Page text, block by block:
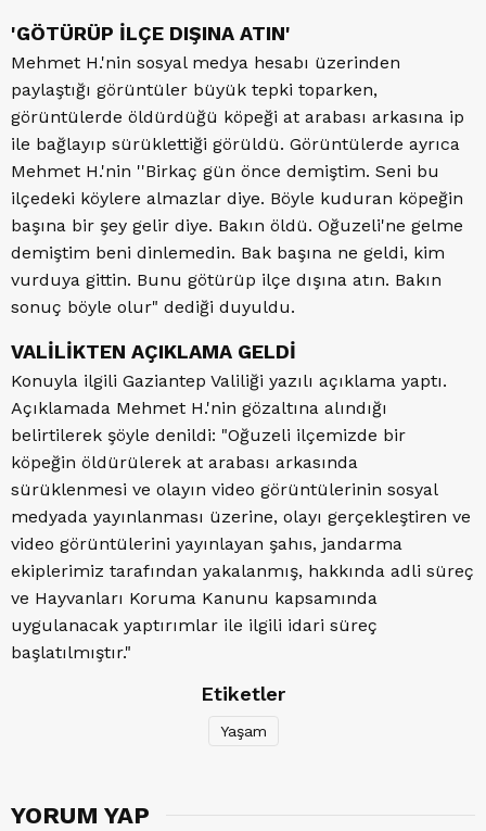
'GÖTÜRÜP İLÇE DIŞINA ATIN'
Mehmet H.'nin sosyal medya hesabı üzerinden
paylaştığı görüntüler büyük tepki toparken,
görüntülerde öldürdüğü köpeği at arabası arkasına ip
ile bağlayıp sürüklettiği görüldü. Görüntülerde ayrıca
Mehmet H.'nin ''Birkaç gün önce demiştim. Seni bu
ilçedeki köylere almazlar diye. Böyle kuduran köpeğin
başına bir şey gelir diye. Bakın öldü. Oğuzeli'ne gelme
demiştim beni dinlemedin. Bak başına ne geldi, kim
vurduya gittin. Bunu götürüp ilçe dışına atın. Bakın
sonuç böyle olur" dediği duyuldu.
VALİLİKTEN AÇIKLAMA GELDİ
Konuyla ilgili Gaziantep Valiliği yazılı açıklama yaptı.
Açıklamada Mehmet H.'nin gözaltına alındığı
belirtilerek şöyle denildi: "Oğuzeli ilçemizde bir
köpeğin öldürülerek at arabası arkasında
sürüklenmesi ve olayın video görüntülerinin sosyal
medyada yayınlanması üzerine, olayı gerçekleştiren ve
video görüntülerini yayınlayan şahıs, jandarma
ekiplerimiz tarafından yakalanmış, hakkında adli süreç
ve Hayvanları Koruma Kanunu kapsamında
uygulanacak yaptırımlar ile ilgili idari süreç
başlatılmıştır."
Etiketler
Yaşam
YORUM YAP